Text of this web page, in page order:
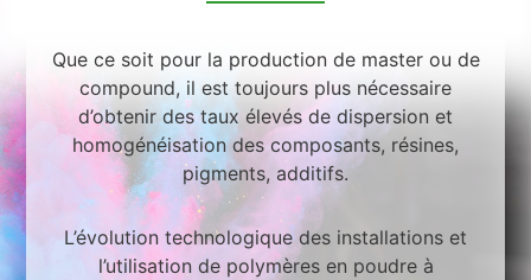
Que ce soit pour la production de master ou de
compound, il est toujours plus nécessaire
d’obtenir des taux élevés de dispersion et
homogénéisation des composants, résines,
pigments, additifs.
L’évolution technologique des installations et
l’utilisation de polymères en poudre à